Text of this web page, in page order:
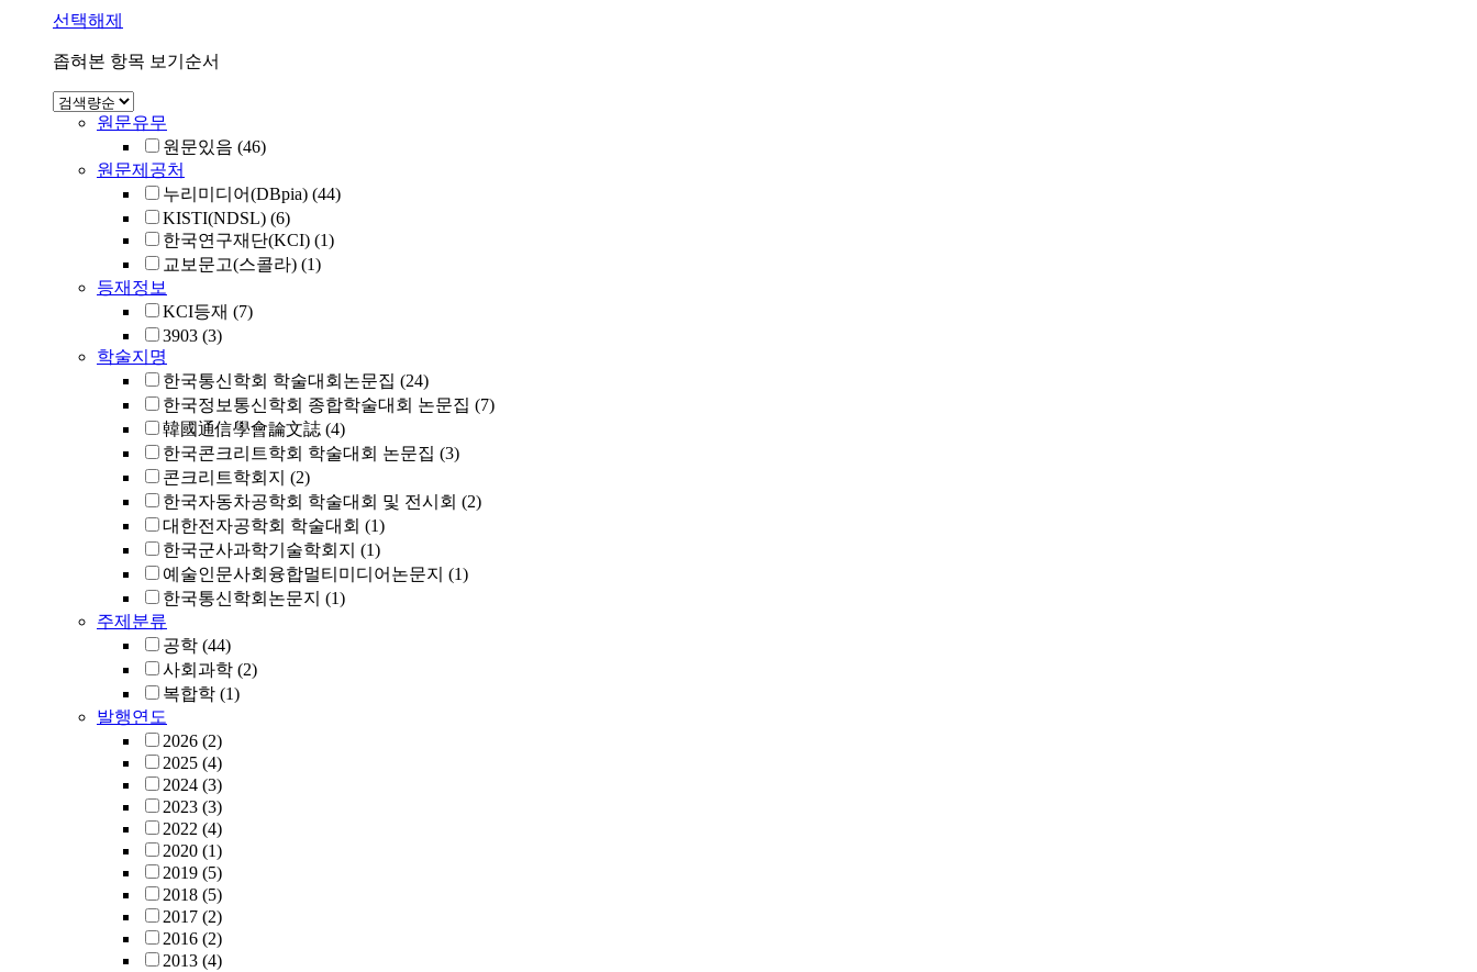
선택해제
좁혀본 항목 보기순서
원문유무
원문있음 (46)
원문제공처
누리미디어(DBpia) (44)
KISTI(NDSL) (6)
한국연구재단(KCI) (1)
교보문고(스콜라) (1)
등재정보
KCI등재 (7)
3903 (3)
학술지명
한국통신학회 학술대회논문집 (24)
한국정보통신학회 종합학술대회 논문집 (7)
韓國通信學會論文誌 (4)
한국콘크리트학회 학술대회 논문집 (3)
콘크리트학회지 (2)
한국자동차공학회 학술대회 및 전시회 (2)
대한전자공학회 학술대회 (1)
한국군사과학기술학회지 (1)
예술인문사회융합멀티미디어논문지 (1)
한국통신학회논문지 (1)
주제분류
공학 (44)
사회과학 (2)
복합학 (1)
발행연도
2026 (2)
2025 (4)
2024 (3)
2023 (3)
2022 (4)
2020 (1)
2019 (5)
2018 (5)
2017 (2)
2016 (2)
2013 (4)